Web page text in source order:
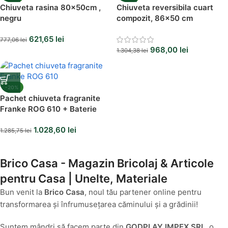
Chiuveta rasina 80x50cm ,
negru
777,06lei 621,65 lei
Chiuveta reversibila cuart
compozit, 86×50 cm
1.304,38lei 968,00 lei
-20%
Pachet chiuveta fragranite
Franke ROG 610 + Baterie
Avena
1.285,75lei 1.028,60 lei
Brico Casa - Magazin Bricolaj & Articole
pentru Casa | Unelte, Materiale
Bun venit la Brico Casa, noul tău partener online pentru
transformarea și înfrumusețarea căminului și a grădinii!